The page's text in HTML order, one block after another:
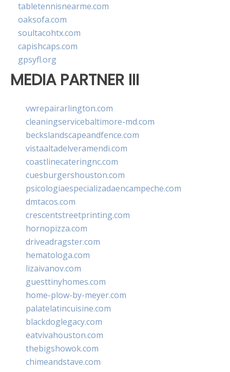
tabletennisnearme.com
oaksofa.com
soultacohtx.com
capishcaps.com
gpsyfl.org
MEDIA PARTNER III
vwrepairarlington.com
cleaningservicebaltimore-md.com
beckslandscapeandfence.com
vistaaltadelveramendi.com
coastlinecateringnc.com
cuesburgershouston.com
psicologiaespecializadaencampeche.com
dmtacos.com
crescentstreetprinting.com
hornopizza.com
driveadragster.com
hematologa.com
lizaivanov.com
guesttinyhomes.com
home-plow-by-meyer.com
palatelatincuisine.com
blackdoglegacy.com
eatvivahouston.com
thebigshowok.com
chimeandstave.com